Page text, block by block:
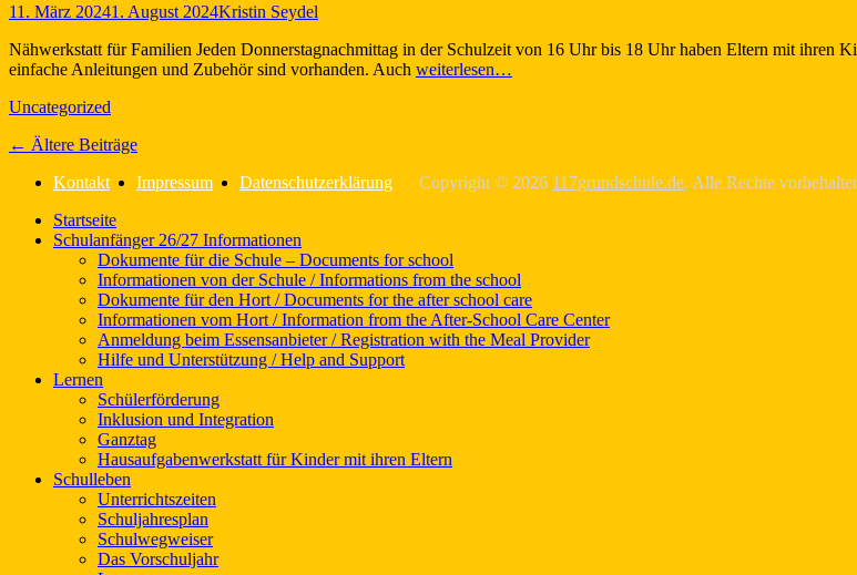
Veröffentlicht
11. März 20241. August 2024Autor
Kristin Seydel
Nähwerkstatt für Familien Jeden Donnerstagnachmittag in der Schulzeit von 16 Uhr bis 18 Uhr haben Eltern mit ihren
einfache Anleitungen und Zubehör sind vorhanden. Auch weiterlesen…
Kategorien
Uncategorized
Beitragsnavigation
← Ältere Beiträge
Kontakt
Impressum Datenschutzerklärung Copyright © 2026 117grundschule.de. Alle Rechte
oben
scrollen
Startseite
Schulanfänger 26/27 Informationen
Dokumente für die Schule – Documents for school
Informationen von der Schule / Informations from the school
Dokumente für den Hort / Documents for the after school care
Informationen vom Hort / Information from the After-School Care Center
Anmeldung beim Essensanbieter / Registration with the Meal Provider
Hilfe und Unterstützung / Help and Support
Lernen
Schülerförderung
Inklusion und Integration
Ganztag
Hausaufgabenwerkstatt für Kinder mit ihren Eltern
Schulleben
Unterrichtszeiten
Schuljahresplan
Schulwegweiser
Das Vorschuljahr